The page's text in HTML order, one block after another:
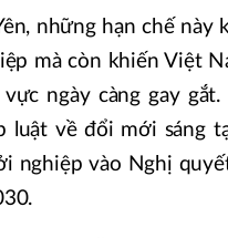
những hạn chế này
mà còn khiến Việt
ngày càng gay
luật về đổi mới sáng
nghiệp vào Nghị